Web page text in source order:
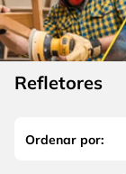
Refletores
6º fio
7º serra copo
8º chave
disco corte
4 º escada
5º serra circular
º fio
chave impacto